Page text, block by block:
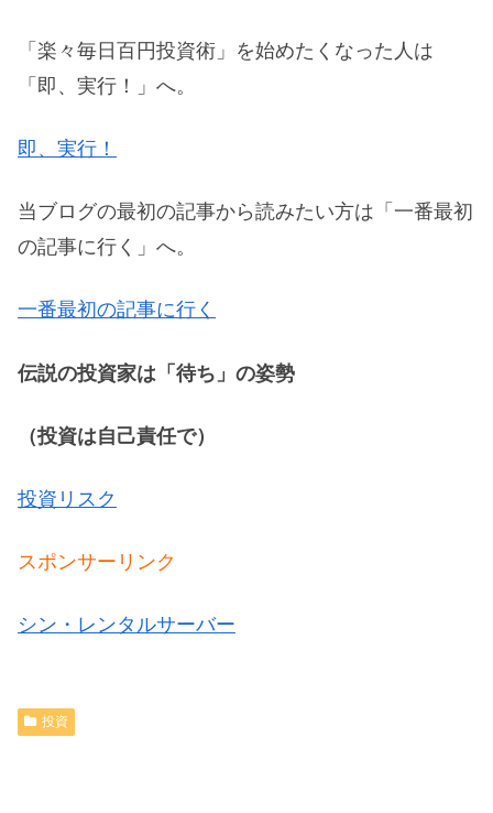
「楽々毎日百円投資術」を始めたくなった人は
「即、実行！」へ。
即、実行！
当ブログの最初の記事から読みたい方は「一番最初
の記事に行く」へ。
一番最初の記事に行く
伝説の投資家は「待ち」の姿勢
（投資は自己責任で）
投資リスク
スポンサーリンク
シン・レンタルサーバー
投資